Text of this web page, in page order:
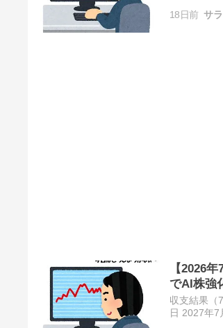
18日前 サ
【2026
でAI株強
収支結果（
日 2027年7